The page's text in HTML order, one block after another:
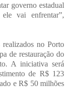
governo estadual
vai enfrentar”,
no Porto
de restauração do
A iniciativa será
de R$ 123
e R$ 50 milhões